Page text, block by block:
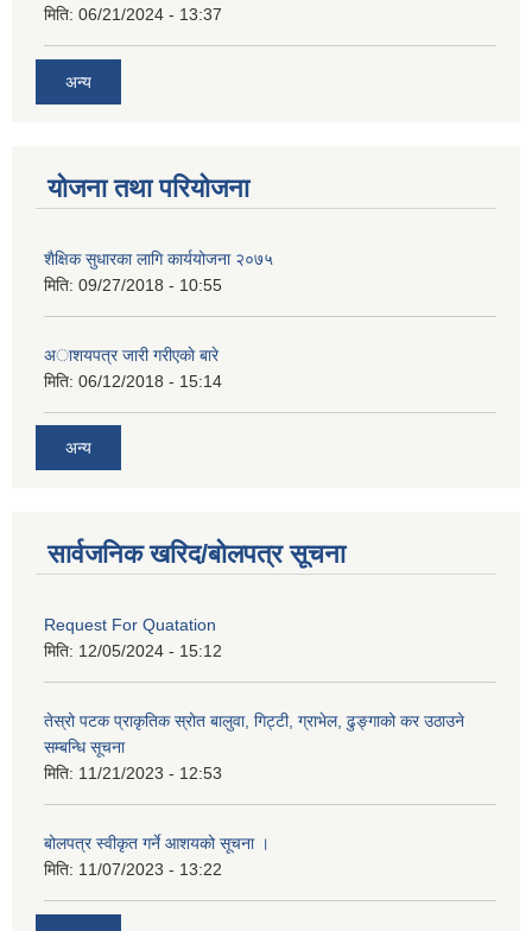
मिति: 06/21/2024 - 13:37
अन्य
योजना तथा परियोजना
शैक्षिक सुधारका लागि कार्ययोजना २०७५
मिति: 09/27/2018 - 10:55
अाशयपत्र जारी गरीएकाे बारे
मिति: 06/12/2018 - 15:14
अन्य
सार्वजनिक खरिद/बोलपत्र सूचना
Request For Quatation
मिति: 12/05/2024 - 15:12
तेस्रो पटक प्राकृतिक स्रोत बालुवा, गिट्टी, ग्राभेल, ढुङ्गाको कर उठाउने
सम्बन्धि सूचना
मिति: 11/21/2023 - 12:53
बोलपत्र स्वीकृत गर्ने आशयको सूचना ।
मिति: 11/07/2023 - 13:22